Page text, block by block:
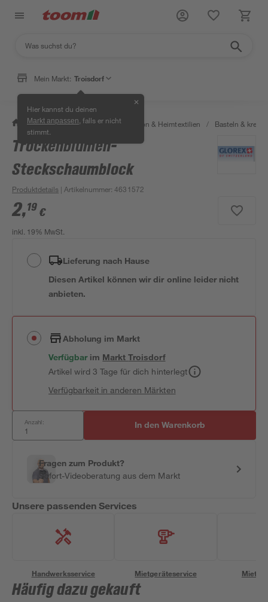
Mein Markt: Troisdorf
Hier kannst du deinen
Markt anpassen , falls er nicht
stimmt.
✕
/ Wohnen & Haushalt / Dekoration & Heimtextilien / Basteln &
Bestseller
Trockenblumen-
Steckschaumblock
Produktdetails | Artikelnummer:4631572
2,19 €
inkl. 19% MwSt.
Lieferung nach Hause
Diesen Artikel können wir dir online leider nicht
anbieten.
Abholung im Markt
Verfügbar im MarktTroisdorf
Artikel wird 3 Tage für dich hinterlegt
Verfügbarkeit in anderen Märkten
Anzahl: In den Warenkorb
Fragen zum Produkt?
Sofort-Videoberatung aus dem Markt
Unsere passenden Services
Handwerksservice Mietgeräteservice
Häufig dazu gekauft